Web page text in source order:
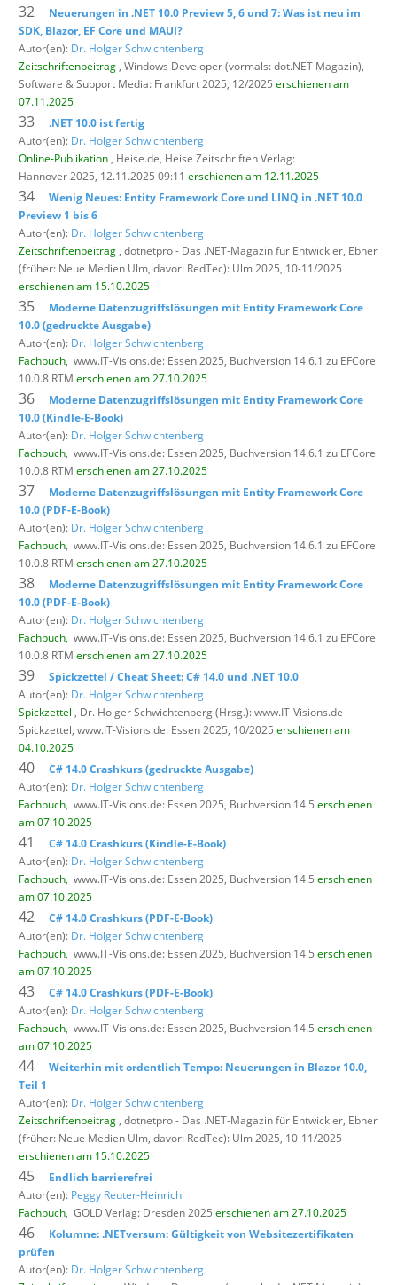
32
Neuerungen in .NET 10.0 Preview 5, 6 und 7: Was ist neu im
SDK, Blazor, EF Core und MAUI?
Autor(en): Dr. Holger Schwichtenberg
Zeitschriftenbeitrag , Windows Developer (vormals: dot.NET Magazin),
Software & Support Media: Frankfurt 2025, 12/2025 erschienen am
07.11.2025
33
.NET 10.0 ist fertig
Autor(en): Dr. Holger Schwichtenberg
Online-Publikation , Heise.de, Heise Zeitschriften Verlag:
Hannover 2025, 12.11.2025 09:11 erschienen am 12.11.2025
34
Wenig Neues: Entity Framework Core und LINQ in .NET 10.0
Preview 1 bis 6
Autor(en): Dr. Holger Schwichtenberg
Zeitschriftenbeitrag , dotnetpro - Das .NET-Magazin für Entwickler, Ebner
(früher: Neue Medien Ulm, davor: RedTec): Ulm 2025, 10-11/2025
erschienen am 15.10.2025
35
Moderne Datenzugriffslösungen mit Entity Framework Core
10.0 (gedruckte Ausgabe)
Autor(en): Dr. Holger Schwichtenberg
Fachbuch, www.IT-Visions.de: Essen 2025, Buchversion 14.6.1 zu EFCore
10.0.8 RTM erschienen am 27.10.2025
36
Moderne Datenzugriffslösungen mit Entity Framework Core
10.0 (Kindle-E-Book)
Autor(en): Dr. Holger Schwichtenberg
Fachbuch, www.IT-Visions.de: Essen 2025, Buchversion 14.6.1 zu EFCore
10.0.8 RTM erschienen am 27.10.2025
37
Moderne Datenzugriffslösungen mit Entity Framework Core
10.0 (PDF-E-Book)
Autor(en): Dr. Holger Schwichtenberg
Fachbuch, www.IT-Visions.de: Essen 2025, Buchversion 14.6.1 zu EFCore
10.0.8 RTM erschienen am 27.10.2025
38
Moderne Datenzugriffslösungen mit Entity Framework Core
10.0 (PDF-E-Book)
Autor(en): Dr. Holger Schwichtenberg
Fachbuch, www.IT-Visions.de: Essen 2025, Buchversion 14.6.1 zu EFCore
10.0.8 RTM erschienen am 27.10.2025
39
Spickzettel / Cheat Sheet: C# 14.0 und .NET 10.0
Autor(en): Dr. Holger Schwichtenberg
Spickzettel , Dr. Holger Schwichtenberg (Hrsg.): www.IT-Visions.de
Spickzettel, www.IT-Visions.de: Essen 2025, 10/2025 erschienen am
04.10.2025
40
C# 14.0 Crashkurs (gedruckte Ausgabe)
Autor(en): Dr. Holger Schwichtenberg
Fachbuch, www.IT-Visions.de: Essen 2025, Buchversion 14.5 erschienen
am 07.10.2025
41
C# 14.0 Crashkurs (Kindle-E-Book)
Autor(en): Dr. Holger Schwichtenberg
Fachbuch, www.IT-Visions.de: Essen 2025, Buchversion 14.5 erschienen
am 07.10.2025
42
C# 14.0 Crashkurs (PDF-E-Book)
Autor(en): Dr. Holger Schwichtenberg
Fachbuch, www.IT-Visions.de: Essen 2025, Buchversion 14.5 erschienen
am 07.10.2025
43
C# 14.0 Crashkurs (PDF-E-Book)
Autor(en): Dr. Holger Schwichtenberg
Fachbuch, www.IT-Visions.de: Essen 2025, Buchversion 14.5 erschienen
am 07.10.2025
44
Weiterhin mit ordentlich Tempo: Neuerungen in Blazor 10.0,
Teil 1
Autor(en): Dr. Holger Schwichtenberg
Zeitschriftenbeitrag , dotnetpro - Das .NET-Magazin für Entwickler, Ebner
(früher: Neue Medien Ulm, davor: RedTec): Ulm 2025, 10-11/2025
erschienen am 15.10.2025
45
Endlich barrierefrei
Autor(en): Peggy Reuter-Heinrich
Fachbuch, GOLD Verlag: Dresden 2025 erschienen am 27.10.2025
46
Kolumne: .NETversum: Gültigkeit von Websitezertifikaten
prüfen
Autor(en): Dr. Holger Schwichtenberg